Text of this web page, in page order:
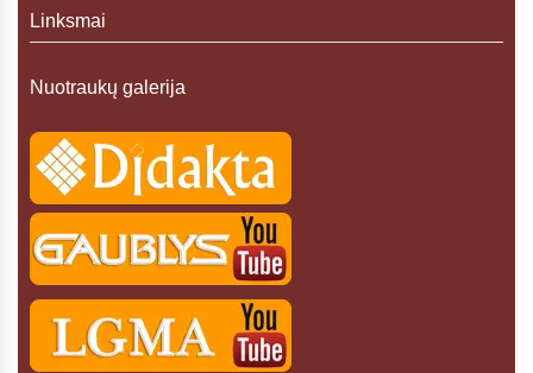
Linksmai
Nuotraukų galerija